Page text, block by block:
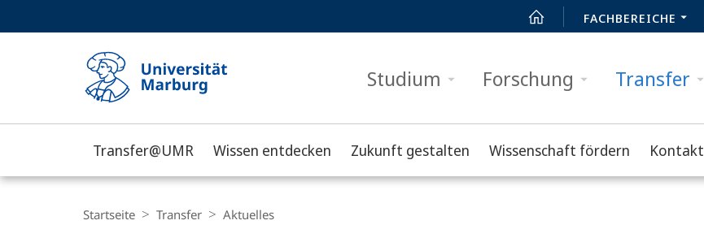
FACHBEREICHE
Studium Forschung Transfer
Philipps-
Universität
Marburg
Transfer@UMR Wissen entdecken Zukunft gestalten Wissenschaft fördern Kontakt
Navigation
Startseite Transfer Aktuelles